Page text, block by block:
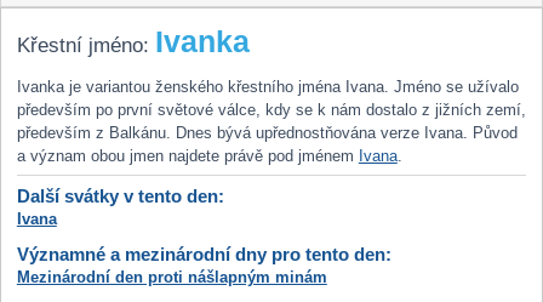
Křestní jméno: Ivanka
Ivanka je variantou ženského křestního jména Ivana. Jméno se užívalo
především po první světové válce, kdy se k nám dostalo z jižních zemí,
především z Balkánu. Dnes bývá upřednostňována verze Ivana. Původ
a význam obou jmen najdete právě pod jménem Ivana.
Další svátky v tento den:
Ivana
Významné a mezinárodní dny pro tento den:
Mezinárodní den proti nášlapným minám